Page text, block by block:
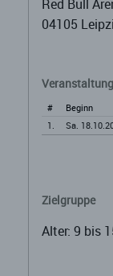
Red Bull
04105
# Beginn
1.
Sa.
Zielgruppe
Alter: 9 bis